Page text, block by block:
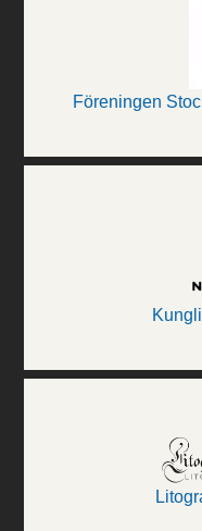
Föreningen